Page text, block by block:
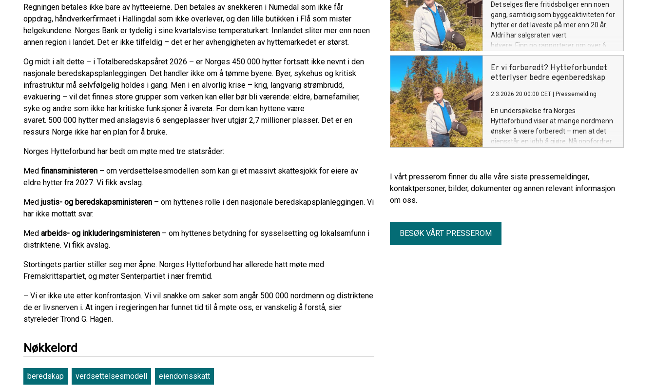
Regningen betales ikke bare av hytteeierne. Den betales av snekkeren i Numedal som ikke får
oppdrag, håndverkerfirmaet i Hallingdal som ikke overlever, og den lille butikken i Flå som mister
helgekundene. Norges Bank er tydelig i sine kvartalsvise temperaturkart: Innlandet sliter mer enn noen
annen region i landet. Det er ikke tilfeldig – det er her avhengigheten av hyttemarkedet er størst.
Og midt i alt dette – i Totalberedskapsåret 2026 – er Norges 450 000 hytter fortsatt ikke nevnt i den
nasjonale beredskapsplanleggingen. Det handler ikke om å tømme byene. Byer, sykehus og kritisk
infrastruktur må selvfølgelig holdes i gang. Men i en alvorlig krise – krig, langvarig strømbrudd,
evakuering – vil det finnes store grupper som verken kan eller bør bli værende: eldre, barnefamilier,
syke og andre som ikke har kritiske funksjoner å ivareta. For dem kan hyttene være
svaret. 500 000 hytter med anslagsvis 6 sengeplasser hver utgjør 2,7 millioner plasser. Det er en
ressurs Norge ikke har en plan for å bruke.
Norges Hytteforbund har bedt om møte med tre statsråder:
Med finansministeren – om verdsettelsesmodellen som kan gi et massivt skattesjokk for eiere av
eldre hytter fra 2027. Vi fikk avslag.
Med justis- og beredskapsministeren – om hyttenes rolle i den nasjonale beredskapsplanleggingen. Vi
har ikke mottatt svar.
Med arbeids- og inkluderingsministeren – om hyttenes betydning for sysselsetting og lokalsamfunn i
distriktene. Vi fikk avslag.
Stortingets partier stiller seg mer åpne. Norges Hytteforbund har allerede hatt møte med
Fremskrittspartiet, og møter Senterpartiet i nær fremtid.
– Vi er ikke ute etter konfrontasjon. Vi vil snakke om saker som angår 500 000 nordmenn og distriktene
de er livsnerven i. At ingen i regjeringen har funnet tid til å møte oss, er vanskelig å forstå, sier
styreleder Trond G. Hagen.
Nøkkelord
beredskap verdsettelsesmodell eiendomsskatt
klart signal: risikoen for krig,
cyberangrep og alvorlig
infrastruktursvikt er reell. Likevel har
beredskapsplanleggingen hittil oversett
en ressurs som kan vise seg å være
Det selges flere fritidsboliger enn noen
gang, samtidig som byggeaktiviteten for
hytter er det laveste på mer enn 20 år.
Aldri har salgsraten vært
høyere. Finn.no rapporterer om over 6
000 salgsannonser hver uke. Norske
pensjonister og hytteeiere selger til
svake priser, mens utlendinger kjøper
kronekurs gjør norske fritidsboliger
stadig mer attraktive for utenlandske
kjøpere.
Er vi forberedt? Hytteforbundet
etterlyser bedre egenberedskap
2.3.2026 20:00:00 CET Pressemelding
En undersøkelse fra Norges
Hytteforbund viser at mange nordmenn
ønsker å være forberedt – men at det
gjensstår en jobb å gjøre. Nå oppfordrer
egenberedskap høyere på agendaen.
I vårt presserom finner du alle våre siste pressemeldinger,
kontaktpersoner, bilder, dokumenter og annen relevant informasjon
om oss.
BESØK VÅRT PRESSEROM